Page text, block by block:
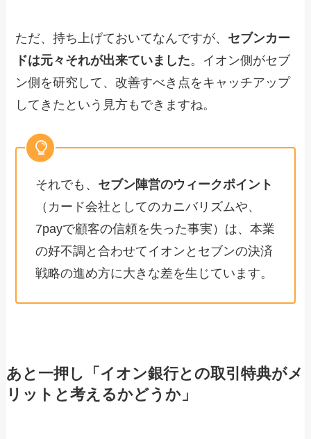
ただ、持ち上げておいてなんですが、 セブンカー
ドは元々それが出来ていました。イオン側がセブ
ン側を研究して、改善すべき点をキャッチアップ
してきたという見方もできますね。
それでも、 セブン陣営のウィークポイント
（カード会社としてのカニバリズムや、
7payで顧客の信頼を失った事実）は、本業
の好不調と合わせてイオンとセブンの決済
戦略の進め方に大きな差を生じています。
あと一押し「イオン銀行との取引特典がメ
リットと考えるかどうか」